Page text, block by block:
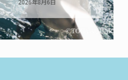
2026年8月6日